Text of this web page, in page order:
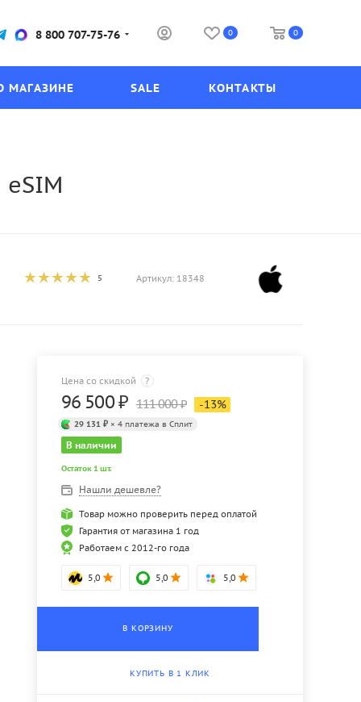
8 800 707-75-76 0 0
МАГАЗИНЕ SALE КОНТАКТЫ
5
Артикул: 18348
Цена со скидкой ?
96 500₽ 111 000₽ -13%
29 131 ₽ × 4 платежа в Сплит
В наличии
Остаток 1 шт.
Нашли дешевле?
Товар можно проверить перед оплатой
Гарантия от магазина 1 год
Работаем с 2012-го года
5,0 5,0 5,0
В КОРЗИНУ
КУПИТЬ В 1 КЛИК